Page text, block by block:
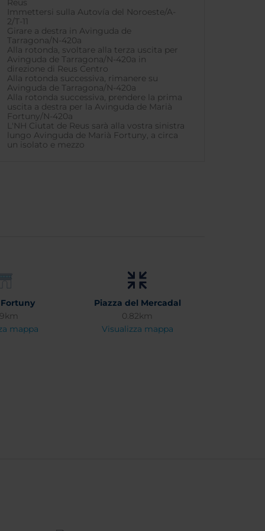
Reus
Immettersi sulla Autovía del Noroeste/A-
2/T-11
Girare a destra in Avinguda de
Tarragona/N-420a
Alla rotonda, svoltare alla terza uscita per
Avinguda de Tarragona/N-420a in
direzione di Reus Centro
Alla rotonda successiva, rimanere su
Avinguda de Tarragona/N-420a
Alla rotonda successiva, prendere la prima
uscita a destra per la Avinguda de Marià
Fortuny/N-420a
L'NH Ciutat de Reus sarà alla vostra sinistra
lungo Avinguda de Marià Fortuny, a circa
un isolato e mezzo
mappa
Piazza del Mercadal
0.82km
Visualizza mappa